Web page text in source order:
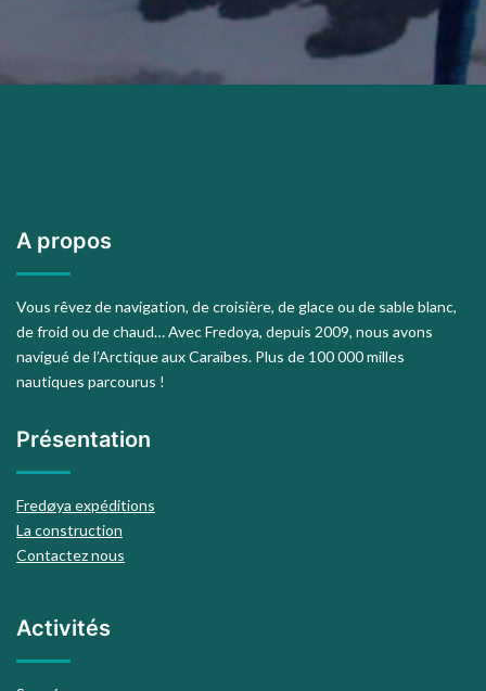
A propos
Vous rêvez de navigation, de croisière, de glace ou de sable blanc,
de froid ou de chaud… Avec Fredoya, depuis 2009, nous avons
navigué de l’Arctique aux Caraïbes. Plus de 100 000 milles
nautiques parcourus !
Présentation
Fredøya expéditions
La construction
Contactez nous
Activités